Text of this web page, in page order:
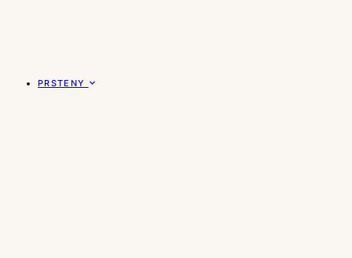
PRSTENY